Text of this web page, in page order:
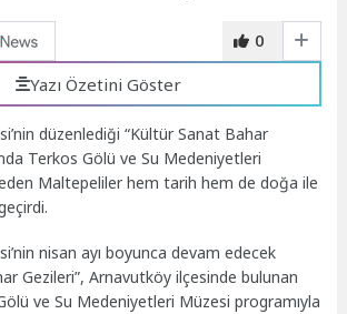
0
Yazı Özetini Göster
düzenlediği “Kültür Sanat Bahar
Terkos Gölü ve Su Medeniyetleri
Maltepeliler hem tarih hem de doğa ile
nisan ayı boyunca devam edecek
Gezileri”, Arnavutköy ilçesinde bulunan
ve Su Medeniyetleri Müzesi programıyla